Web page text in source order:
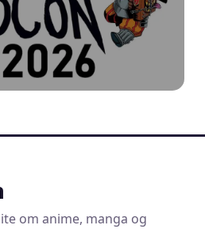
om anime, manga og